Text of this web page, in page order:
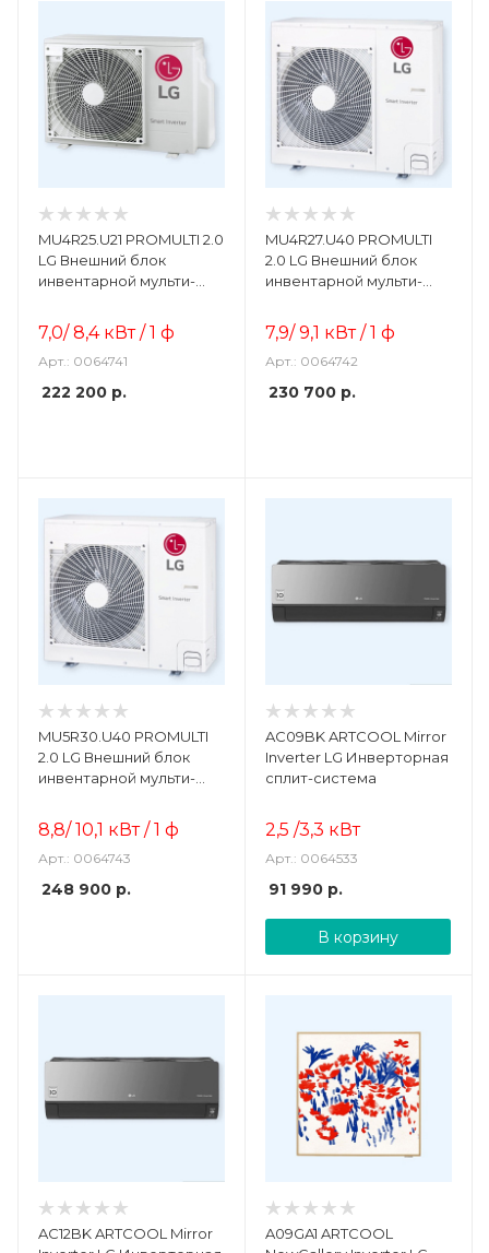
MU4R25.U21 PROMULTI 2.0
LG Внешний блок
инвентарной мульти-
7,0/ 8,4кВт / 1 ф
Арт.: 0064741
222 200 р.
MU4R27.U40 PROMULTI
2.0 LG Внешний блок
инвентарной мульти-
7,9/ 9,1 кВт / 1 ф
Арт.: 0064742
230 700 р.
MU5R30.U40 PROMULTI
2.0 LG Внешний блок
инвентарной мульти-
8,8/ 10,1 кВт / 1 ф
Арт.: 0064743
248 900 р.
AC09BK ARTCOOL Mirror
Inverter LG Инверторная
сплит-система
2,5 /3,3 кВт
Арт.: 0064533
91 990 р.
В корзину
AC12BK ARTCOOL Mirror
A09GA1 ARTCOOL